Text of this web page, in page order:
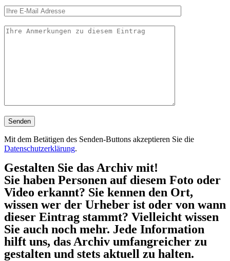
Mit dem Betätigen des Senden-Buttons akzeptieren Sie die
Datenschutzerklärung.
Gestalten Sie das Archiv mit!
Sie haben Personen auf diesem Foto oder
Video erkannt? Sie kennen den Ort,
wissen wer der Urheber ist oder von wann
dieser Eintrag stammt? Vielleicht wissen
Sie auch noch mehr. Jede Information
hilft uns, das Archiv umfangreicher zu
gestalten und stets aktuell zu halten.